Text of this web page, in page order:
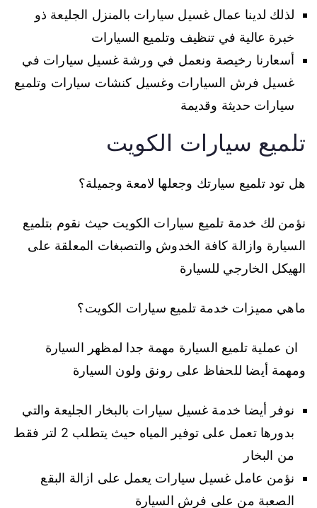
لذلك لدينا عمال غسيل سيارات بالمنزل الجليعة ذو
خبرة عالية في تنظيف وتلميع السيارات
أسعارنا رخيصة ونعمل في ورشة غسيل سيارات في
غسيل فرش السيارات وغسيل كنشات سيارات وتلميع
سيارات حديثة وقديمة
تلميع سيارات الكويت
هل تود تلميع سيارتك وجعلها لامعة وجميلة؟
نؤمن لك خدمة تلميع سيارات الكويت حيث نقوم بتلميع
السيارة وازالة كافة الخدوش والتصبغات المعلقة على
الهيكل الخارجي للسيارة
ماهي مميزات خدمة تلميع سيارات الكويت؟
ان عملية تلميع السيارة مهمة جدا لمظهر السيارة
ومهمة أيضا للحفاظ على رونق ولون السيارة
نوفر أيضا خدمة غسيل سيارات بالبخار الجليعة والتي
بدورها تعمل على توفير المياه حيث يتطلب 2 لتر فقط
من البخار
نؤمن عامل غسيل سيارات يعمل على ازالة البقع
الصعبة من على فرش السيارة